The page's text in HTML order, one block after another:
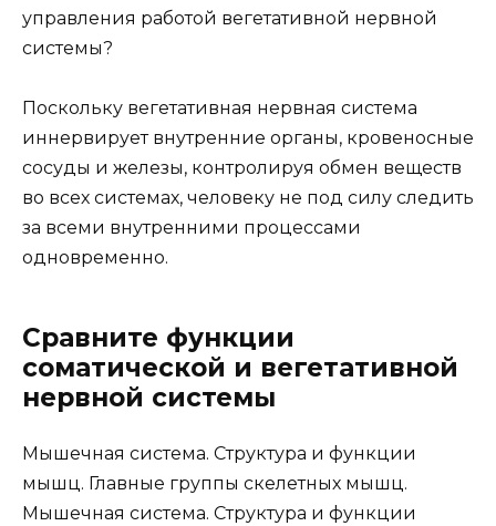
управления работой вегетативной нервной
системы?
Поскольку вегетативная нервная система
иннервирует внутренние органы, кровеносные
сосуды и железы, контролируя обмен веществ
во всех системах, человеку не под силу следить
за всеми внутренними процессами
одновременно.
Сравните функции
соматической и вегетативной
нервной системы
Мышечная система. Структура и функции
мышц. Главные группы скелетных мышц.
Мышечная система. Структура и функции